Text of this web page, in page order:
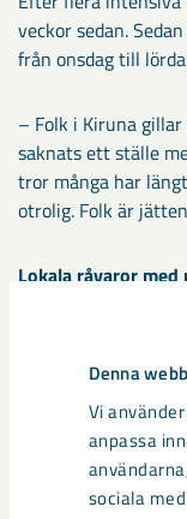
Denna
Vi
anpassa
sociala
veckor sedan.
från onsdag till
– Folk i Kiruna
saknats ett ställe
tror många har
otrolig. Folk är
Lokala råvaror
– Vi jobbar mycket
kalvfilé, risotto
hjortron. Allt